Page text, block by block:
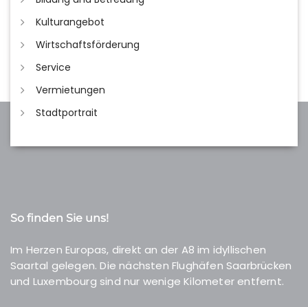
Kulturangebot
Wirtschaftsförderung
Service
Vermietungen
Stadtportrait
So finden Sie uns!
Im Herzen Europas, direkt an der A8 im idyllischen
Saartal gelegen. Die nächsten Flughäfen Saarbrücken
und Luxembourg sind nur wenige Kilometer entfernt.